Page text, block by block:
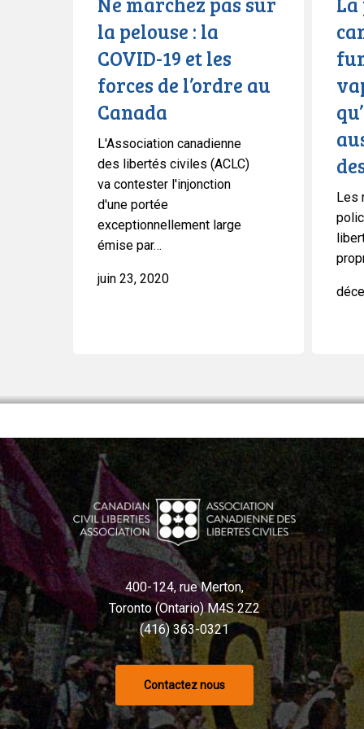
forces
l’ordre
Canada
la pelouse : la
COVID-19 et les
forces de l’ordre au
Canada
L'Association canadienne
des libertés civiles (ACLC)
va contester l'injonction
d'une portée
exceptionnellement large
émise par…
juin 23, 2020
vapotent
qu’ils
mangent
aussi
gâteau
brownies
Les
400-124, rue Merton,
Toronto (Ontario) M4S 2Z2
(416) 363-0321
Contactez nous